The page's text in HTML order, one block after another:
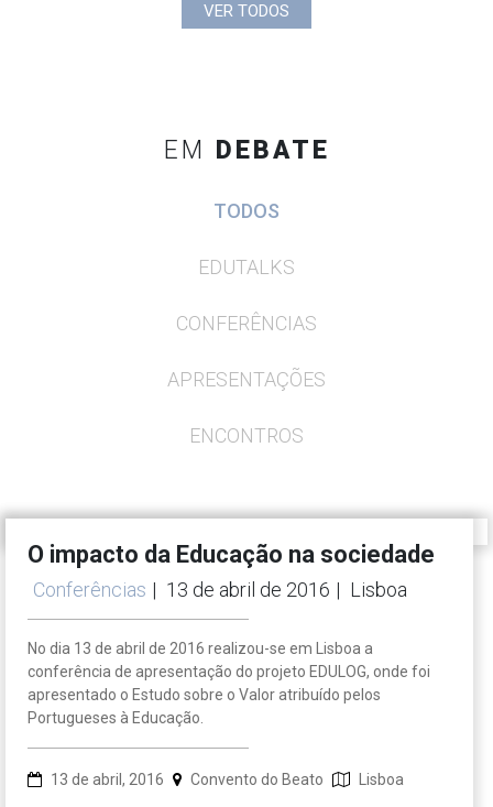
VER TODOS
EM DEBATE
TODOS
EDUTALKS
CONFERÊNCIAS
APRESENTAÇÕES
ENCONTROS
O impacto da Educação na sociedade
Conferências | 13 de abril de 2016 | Lisboa
No dia 13 de abril de 2016 realizou-se em Lisboa a
conferência de apresentação do projeto EDULOG, onde foi
apresentado o Estudo sobre o Valor atribuído pelos
Portugueses à Educação.
13 de abril, 2016 Convento do Beato Lisboa